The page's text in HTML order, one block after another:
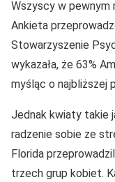
Wszyscy w pewnym
Ankieta
Stowarzyszenie
wykazała, że 63%
myśląc o najbliższej
Jednak kwiaty takie
radzenie sobie ze
Florida
trzech grup kobiet.